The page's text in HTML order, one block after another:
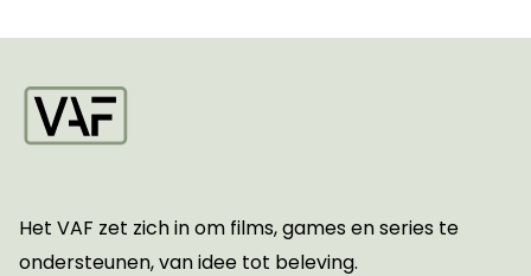
Het VAF zet zich in om films, games en series te
ondersteunen, van idee tot beleving.